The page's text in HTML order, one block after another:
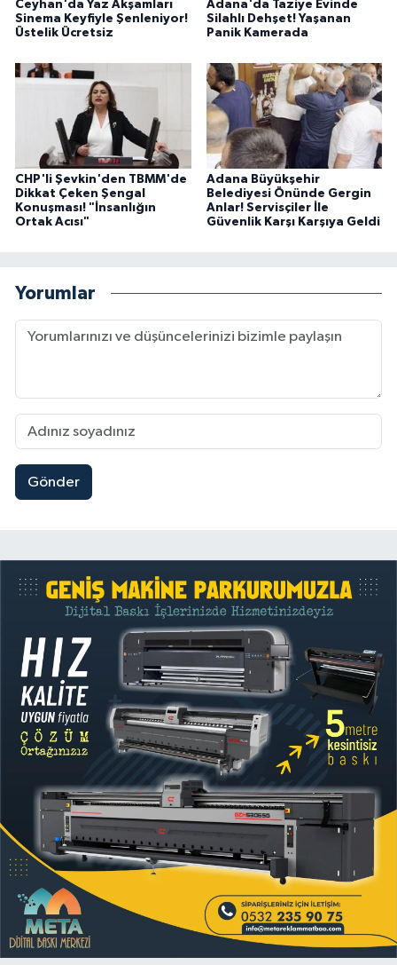
Ceyhan'da Yaz Akşamları
Sinema Keyfiyle Şenleniyor!
Üstelik Ücretsiz
Adana'da Taziye Evinde
Silahlı Dehşet! Yaşanan
Panik Kamerada
CHP'li Şevkin'den TBMM'de
Dikkat Çeken Şengal
Konuşması! "İnsanlığın
Ortak Acısı"
Adana Büyükşehir
Belediyesi Önünde Gergin
Anlar! Servisçiler İle
Güvenlik Karşı Karşıya Geldi
Yorumlar
Gönder